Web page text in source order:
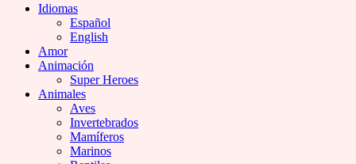
Idiomas
Español
English
Amor
Animación
Super Heroes
Animales
Aves
Invertebrados
Mamíferos
Marinos